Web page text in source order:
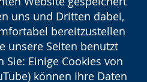
uns und Dritten dabei,
bereitzustellen
unsere Seiten benutzt
Einige Cookies von
können Ihre Daten